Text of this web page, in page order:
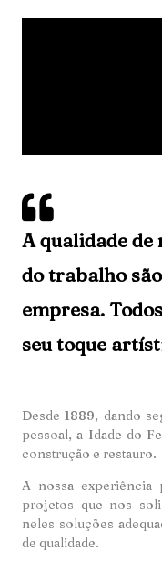
A qualidade
do trabalho
empresa.
seu toque
Desde 1889, dando
pessoal, a Idade do
construção e restauro.
A nossa experiência
projetos que nos
neles soluções
de qualidade.